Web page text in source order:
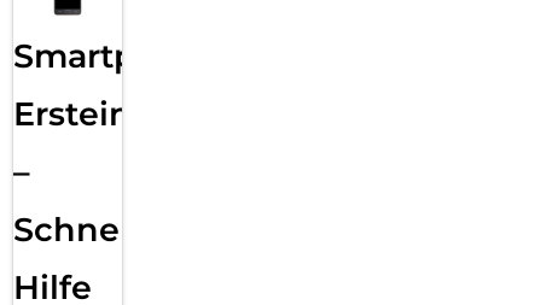
Smartphone
Ersteinrichtung
–
Schnelle
Hilfe